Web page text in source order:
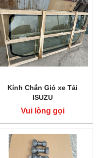
Kính Chắn Gió xe Tải
ISUZU
Vui lòng gọi